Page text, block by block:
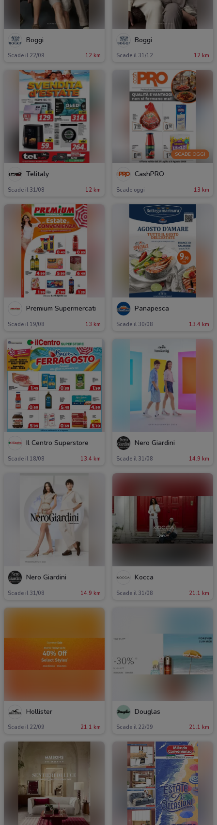
Boggi
Scade il 22/09 12 km
Boggi
Scade il 31/12 12 km
Telitaly
Scade il 31/08 12 km
SCADE OGGI
CashPRO
Scade oggi 13 km
Premium Supermercati
Scade il 19/08 13 km
Panapesca
Scade il 30/08 13.4 km
Il Centro Superstore
Scade il 18/08 13.4 km
Nero Giardini
Scade il 31/08 14.9 km
Nero Giardini
Scade il 31/08 14.9 km
Kocca
Scade il 31/08 21.1 km
Hollister
Scade il 22/09 21.1 km
Douglas
Scade il 22/09 21.1 km